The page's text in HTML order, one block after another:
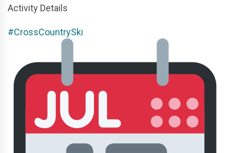
Activity Details
#CrossCountrySki